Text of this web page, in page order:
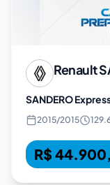
Renault
SANDERO
2015/2015
R$